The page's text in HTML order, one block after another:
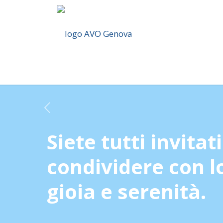
Siete tutti invitati ad
Siete tutti
condividere con
gioia e serenità.